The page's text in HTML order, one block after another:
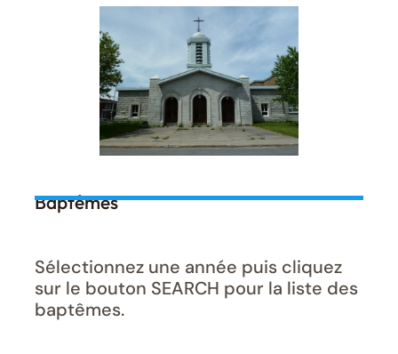
Baptêmes
Sélectionnez une année puis cliquez
sur le bouton SEARCH pour la liste des
baptêmes.